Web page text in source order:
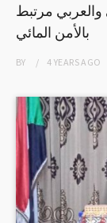
والعربي مرتبط
بالأمن المائي
BY 4 YEARSAGO